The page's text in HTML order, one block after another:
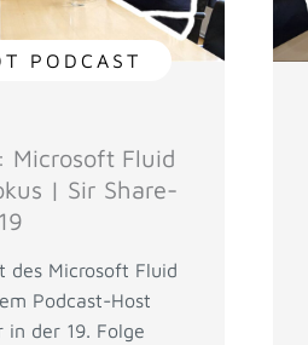
PODCAST
Microsoft Fluid
| Sir Share-
des Microsoft Fluid
Podcast-Host
in der 19. Folge